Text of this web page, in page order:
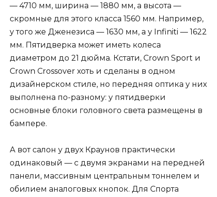
— 4710 мм, ширина — 1880 мм, а высота —
скромные для этого класса 1560 мм. Например,
у того же Дженезиса — 1630 мм, а у Infiniti — 1622
мм. Пятидверка может иметь колеса
диаметром до 21 дюйма. Кстати, Crown Sport и
Crown Crossover хоть и сделаны в одном
дизайнерском стиле, но передняя оптика у них
выполнена по-разному: у пятидверки
основные блоки головного света размещены в
бампере.
А вот салон у двух Краунов практически
одинаковый — с двумя экранами на передней
панели, массивным центральным тоннелем и
обилием аналоговых кнопок. Для Спорта